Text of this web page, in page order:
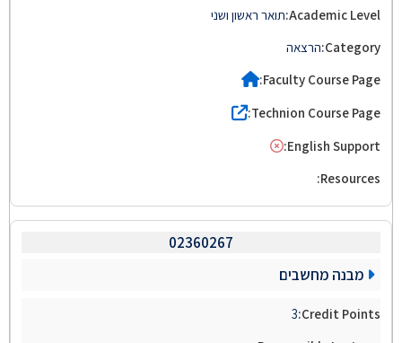
תואר ראשון ושני
הרצאה
02360267
מבנה מחשבים
3